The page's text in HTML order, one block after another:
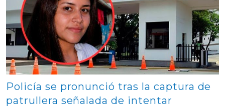
Policía se pronunció tras la captura de
patrullera señalada de intentar